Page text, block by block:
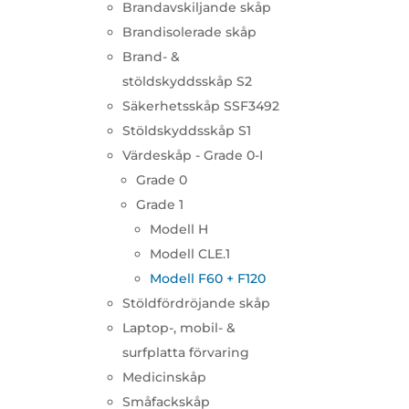
Brandavskiljande skåp
Brandisolerade skåp
Brand- &
stöldskyddsskåp S2
Säkerhetsskåp SSF3492
Stöldskyddsskåp S1
Värdeskåp - Grade 0-I
Grade 0
Grade 1
Modell H
Modell CLE.1
Modell F60 + F120
Stöldfördröjande skåp
Laptop-, mobil- &
surfplatta förvaring
Medicinskåp
Småfackskåp